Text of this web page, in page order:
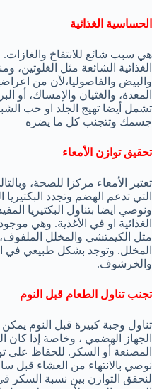
الحساسية الغذائية
هي سبب شائع للانتفاخ
الغذائية الشائعة مثل الغلوتين،
والبيض والفاصوليا،لأن من
المعدة، والغثيان والإمساك، أو
تشمل أيضا تهيج الجلد او حب
جسمك وتتجنب كل ما يضره
تحقيق توازن الأمعاء
تعتبر الأمعاء مركزا للصحة،
التي تدعم الهضم وتجدد البكتيريا
ونوصي ايضا بتناول البكتيريا
الغذائية او في الأغذية. وهي
مثل الكيمتشي والمخلل الملفوف،
المخلل. وتوجد بشكل طبيعي في
والخرشوف.
تجنب تناول الطعام قبل النوم
تناول وجبة كبيرة قبل النوم يمكن
الجهاز الهضمي ، وخاصة إذا
المصنعة أو السكر. للحفاظ على
نوصي بالانتهاء من العشاء قبل
لنحقق التوازن بين نسبة السكر